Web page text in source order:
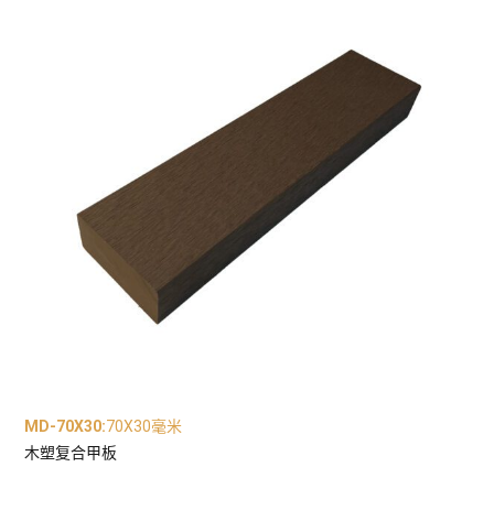
MD-70X30:70X30毫米
木塑复合甲板